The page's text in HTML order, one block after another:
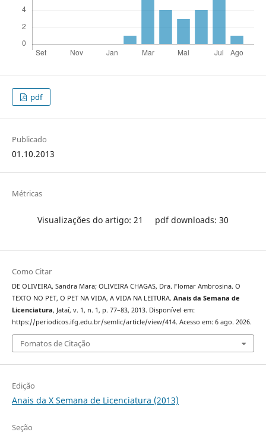
pdf
Publicado
01.10.2013
Métricas
Visualizações do artigo: 21 pdf downloads: 30
Como Citar
DE OLIVEIRA, Sandra Mara; OLIVEIRA CHAGAS, Dra. Flomar Ambrosina. O
TEXTO NO PET, O PET NA VIDA, A VIDA NA LEITURA. Anais da Semana de
Licenciatura, Jataí, v. 1, n. 1, p. 77–83, 2013. Disponível em:
https://periodicos.ifg.edu.br/semlic/article/view/414. Acesso em: 6 ago. 2026.
Fomatos de Citação
Edição
Anais da X Semana de Licenciatura (2013)
Seção